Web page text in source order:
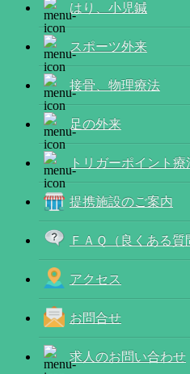
はり、小児鍼
スポーツ外来
接骨、物理療法
足の外来
トリガーポイント療
提携施設のご案内
ＦＡＱ（良くある質
アクセス
お問合せ
求人のお問い合わせ